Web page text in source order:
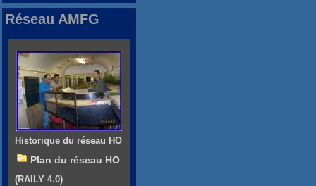
Réseau AMFG
Historique du réseau HO
Plan du réseau HO
(RAILY 4.0)